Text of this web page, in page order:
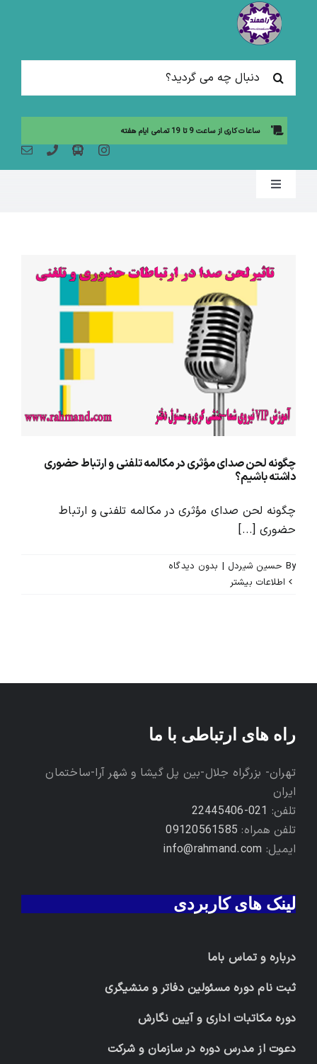
جستجو
برای:
ساعات کاری از ساعت 9 تا 19 تمامی ایام هفته
Toggle
مقالات آموزشی
آموزش حضوری (لیست دوره ها)
درباره ما و تماس با ما
چگونه لحن صدای مؤثری در مکالمه تلفنی و ارتباط حضوری
داشته باشیم؟
چگونه لحن صدای مؤثری در مکالمه تلفنی و ارتباط
حضوری [...]
By حسین شیردل | بدون ديدگاه
اطلاعات بیشتر
راه های ارتباطی با ما
تهران- بزرگراه جلال-بین پل گیشا و شهر آرا-ساختمان
ایران
تلفن: 021-22445406
تلفن همراه: 09120561585
ایمیل: info@rahmand.com
لینک های کاربردی
درباره و تماس باما
ثبت نام دوره مسئولین دفاتر و منشیگری
دوره مکاتبات اداری و آیین نگارش
دعوت از مدرس دوره در سازمان و شرکت